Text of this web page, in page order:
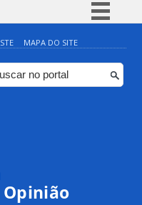
Simplifique!
Comunica BR
Participe
MAPA DO SITE